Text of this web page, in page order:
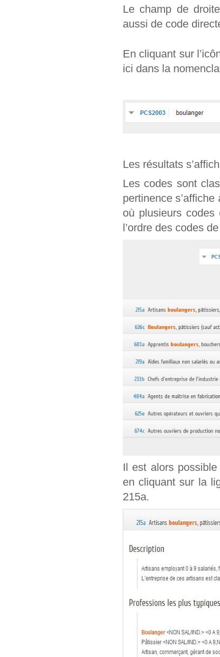
Le champ de
aussi de code
En cliquant sur
ici dans la
Les résultats
Les codes sont
pertinence
où plusieurs
l’ordre des codes
Il est alors
en cliquant sur la
215a.